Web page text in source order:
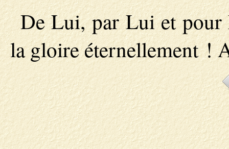
De Lui, par Lui et
la gloire éternellement !